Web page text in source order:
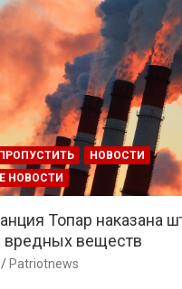
НОВОСТИ
НОВОСТИ
Топар наказана
веществ
Patriotnews